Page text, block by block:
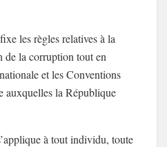
les règles relatives à la
de la corruption tout en
et les Conventions
auxquelles la République
à tout individu, toute